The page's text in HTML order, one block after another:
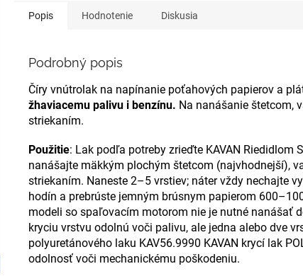
Popis Hodnotenie Diskusia
Podrobný popis
Číry vnútrolak na napínanie poťahových papierov a
žhaviacemu palivu i benzínu. Na nanášanie štetcom,
striekaním.
Použitie: Lak podľa potreby zrieďte KAVAN Riedidlom
nanášajte mäkkým plochým štetcom (najvhodnejší),
striekaním. Naneste 2–5 vrstiev; náter vždy nechajte
hodín a prebrúste jemným brúsnym papierom
modeli so spaľovacím motorom nie je nutné nanášať
kryciu vrstvu odolnú voči palivu, ale jedna alebo dve
polyuretánového laku KAV56.9990 KAVAN krycí lak
odolnosť voči mechanickému poškodeniu.